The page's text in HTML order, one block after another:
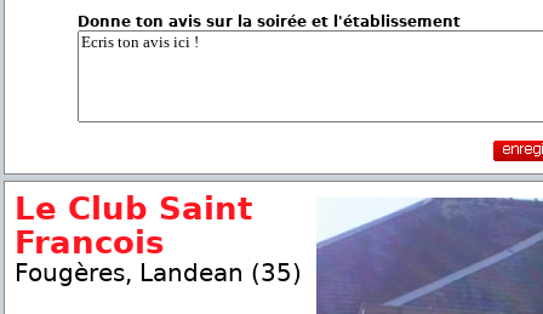
Donne ton avis sur la soirée et l'établissement
Le Club Saint
Francois
Fougères, Landean (35)